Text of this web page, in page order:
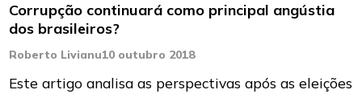
Corrupção continuará como principal angústia
dos brasileiros?
Roberto Livianu10 outubro 2018
Este artigo analisa as perspectivas após as eleições